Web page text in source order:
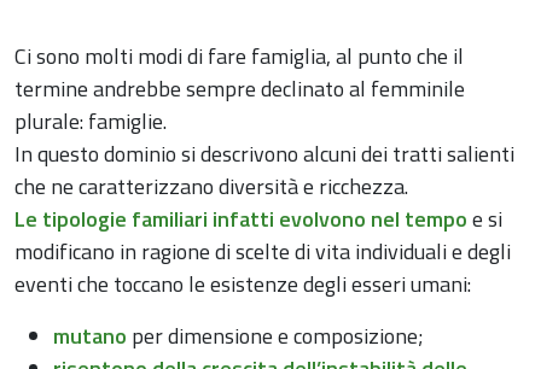
Ci sono molti modi di fare famiglia, al punto che il
termine andrebbe sempre declinato al femminile
plurale: famiglie.
In questo dominio si descrivono alcuni dei tratti salienti
che ne caratterizzano diversità e ricchezza.
Le tipologie familiari infatti evolvono nel tempoe si
modificano in ragione di scelte di vita individuali e degli
eventi che toccano le esistenze degli esseri umani:
mutano per dimensione e composizione;